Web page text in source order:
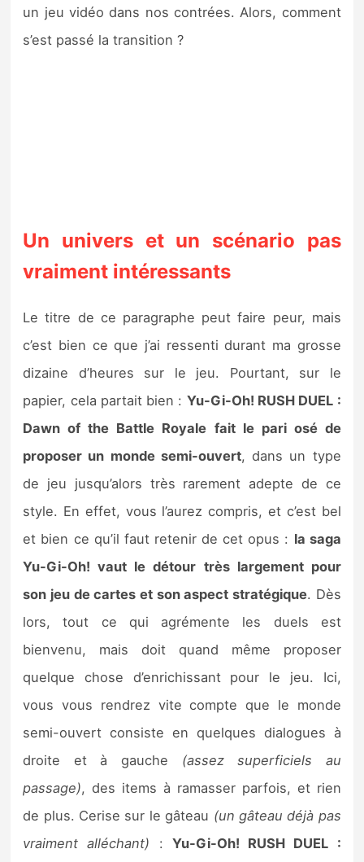
Sorties de jeux
un jeu vidéo dans nos contrées. Alors, comment
s’est passé la transition ?
Un univers et un scénario pas
vraiment intéressants
Le titre de ce paragraphe peut faire peur, mais
c’est bien ce que j’ai ressenti durant ma grosse
dizaine d’heures sur le jeu. Pourtant, sur le
papier, cela partait bien : Yu-Gi-Oh! RUSH DUEL :
Dawn of the Battle Royale fait le pari osé de
proposer un monde semi-ouvert, dans un type
de jeu jusqu’alors très rarement adepte de ce
style. En effet, vous l’aurez compris, et c’est bel
et bien ce qu’il faut retenir de cet opus : la saga
Yu-Gi-Oh! vaut le détour très largement pour
son jeu de cartes et son aspect stratégique. Dès
lors, tout ce qui agrémente les duels est
bienvenu, mais doit quand même proposer
quelque chose d’enrichissant pour le jeu. Ici,
vous vous rendrez vite compte que le monde
semi-ouvert consiste en quelques dialogues à
droite et à gauche (assez superficiels au
passage), des items à ramasser parfois, et rien
de plus. Cerise sur le gâteau (un gâteau déjà pas
vraiment alléchant) : Yu-Gi-Oh! RUSH DUEL :